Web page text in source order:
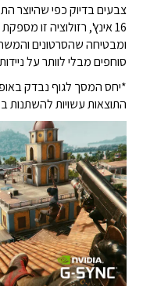
צבעים בדיוק כפי שהיוצר
16 אינץ', רזולוציה זו
ומבטיחה שהסרטונים
סוחפים מבלי לוותר על
התוצאות עשויות להשתנות